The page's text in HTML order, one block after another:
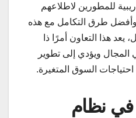
للمطورين لاطلاعهم
وأفضل طرق التكامل مع هذه
يعد هذا التعاون أمرًا ذا
المجال ويؤدي إلى تطوير
السوق المتغيرة.
في نظام